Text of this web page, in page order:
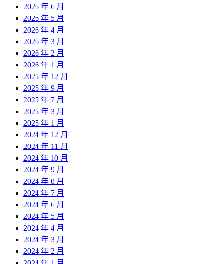
2026 年 6 月
2026 年 5 月
2026 年 4 月
2026 年 3 月
2026 年 2 月
2026 年 1 月
2025 年 12 月
2025 年 9 月
2025 年 7 月
2025 年 3 月
2025 年 1 月
2024 年 12 月
2024 年 11 月
2024 年 10 月
2024 年 9 月
2024 年 8 月
2024 年 7 月
2024 年 6 月
2024 年 5 月
2024 年 4 月
2024 年 3 月
2024 年 2 月